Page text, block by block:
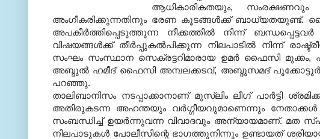
ആധികാരികതയും, സംരക്ഷണവും
അംഗീകരിക്കുന്നതിനും ഭരണ കൂടങ്ങള്‍ക്ക് ബാധ്യതയുണ്ട്.
അപകീര്‍ത്തിപ്പെടുത്തുന്ന നീക്കത്തില്‍ നിന്ന് ബന്ധപ്പെട്ടവര്‍
വിഷയങ്ങള്‍ക്ക് തീര്‍പ്പുകല്‍പിക്കുന്ന നിലപാടില്‍ നിന്ന്
സംഘം സംസ്ഥാന സെക്രട്ടറിമാരായ ഉമര്‍ ഫൈസി മുക്കം,
അബ്ദുല്‍ ഹമീദ് ഫൈസി അമ്പലക്കടവ്, അബ്ദുസമദ് പൂക്കോട്ടൂര്‍
പറഞ്ഞു.
താലിബാനിസം നടപ്പാക്കാനാണ് മുസ്‌ലിം ലീഗ് പാര്‍ട്ടി
അതിരുകടന്ന അഹന്തയും വര്‍ഗ്ഗീയവുമാണെന്നും
സംബന്ധിച്ച് ഉയര്‍ന്നുവന്ന വിവാദവും അന്യായമാണ്. മത
നിലപാടുകള്‍ പോലീസിന്റെ ഭാഗത്തുനിന്നും ഉണ്ടായത്